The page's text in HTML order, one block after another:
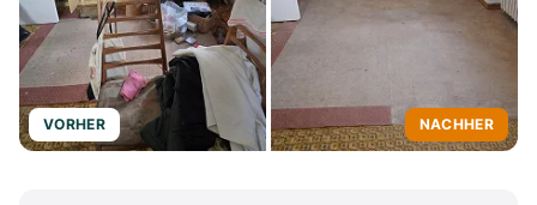
VORHER NACHHER